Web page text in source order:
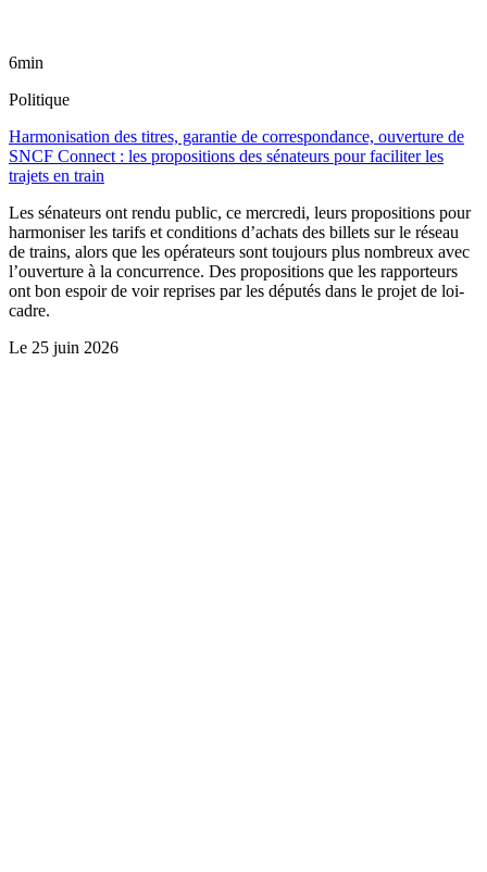
6min
Politique
Harmonisation des titres, garantie de correspondance, ouverture de
SNCF Connect : les propositions des sénateurs pour faciliter les
trajets en train
Les sénateurs ont rendu public, ce mercredi, leurs propositions pour
harmoniser les tarifs et conditions d’achats des billets sur le réseau
de trains, alors que les opérateurs sont toujours plus nombreux avec
l’ouverture à la concurrence. Des propositions que les rapporteurs
ont bon espoir de voir reprises par les députés dans le projet de loi-
cadre.
Le 25 juin 2026